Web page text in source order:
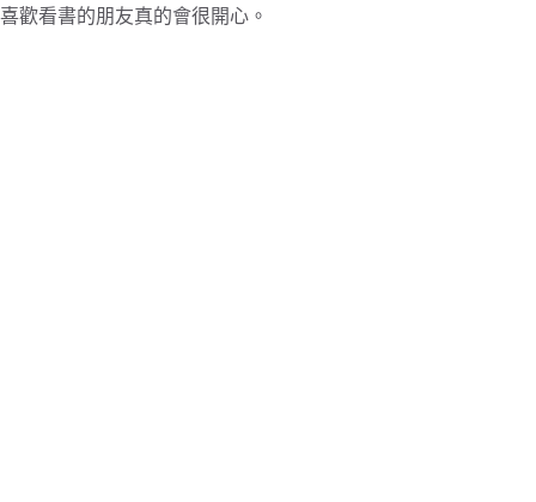
喜歡看書的朋友真的會很開心。